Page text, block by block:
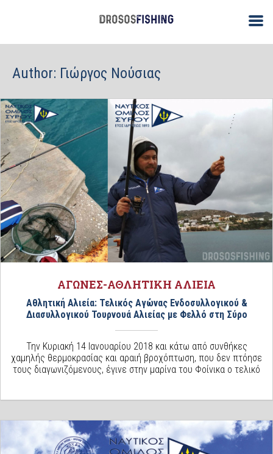
Author: Γιώργος Νούσιας
ΑΓΩΝΕΣ-ΑΘΛΗΤΙΚΗ ΑΛΙΕΙΑ
Αθλητική Αλιεία: Τελικός Αγώνας Ενδοσυλλογικού &
Διασυλλογικού Τουρνουά Αλιείας με Φελλό στη Σύρο
Την Κυριακή 14 Ιανουαρίου 2018 και κάτω από συνθήκες
χαμηλής θερμοκρασίας και αραιή βροχόπτωση, που δεν πτόησε
τους διαγωνιζόμενους, έγινε στην μαρίνα του Φοίνικα ο τελικό